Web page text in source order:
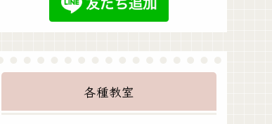
各種教室